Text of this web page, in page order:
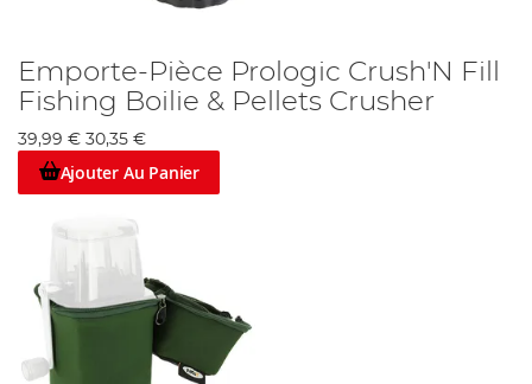
Emporte-Pièce Prologic Crush'N Fill
Fishing Boilie & Pellets Crusher
39,99 € 30,35 €
Ajouter Au Panier